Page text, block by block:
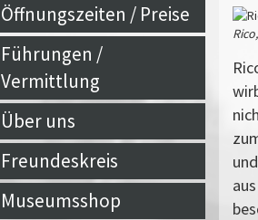
Öffnungszeiten / Preise
Führungen /
Vermittlung
Über uns
Freundeskreis
Museumsshop